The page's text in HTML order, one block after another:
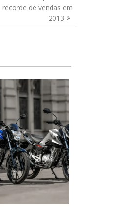
recorde de vendas em
2013